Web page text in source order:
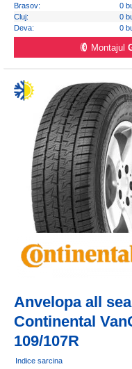
Brasov:
0
Cluj:
0
Deva:
0
Montajul
Anvelopa all
Continental
109/107R
Indice sarcina